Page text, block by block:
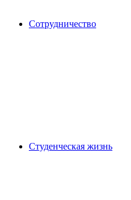
Сотрудничество
Студенческая жизнь